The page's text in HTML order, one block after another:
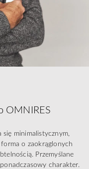
OMNIRES
się minimalistycznym,
o zaokrąglonych
Przemyślane
charakter.